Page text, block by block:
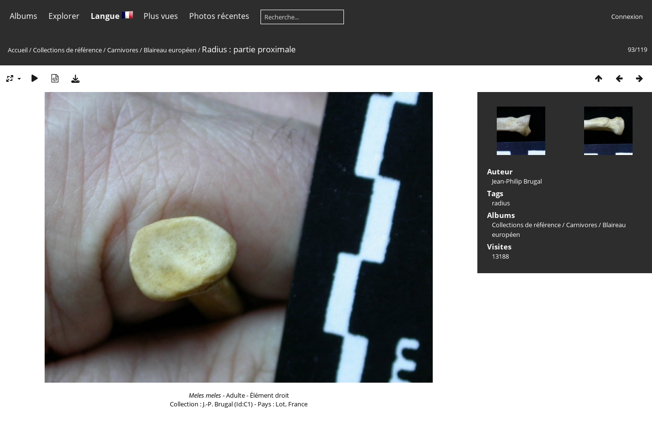
Albums Explorer Langue Plus vues Photos récentes Connexion
93/119
Accueil/Collections de référence/Carnivores/ Blaireau européen / Radius : partie proximale
Meles meles- Adulte - Élément droit
Collection : J.-P. Brugal (Id:C1) - Pays : Lot, France
Auteur
Jean-Philip Brugal
Tags
radius
Albums
Collections de référence/Carnivores/ Blaireau
européen
Visites
13188